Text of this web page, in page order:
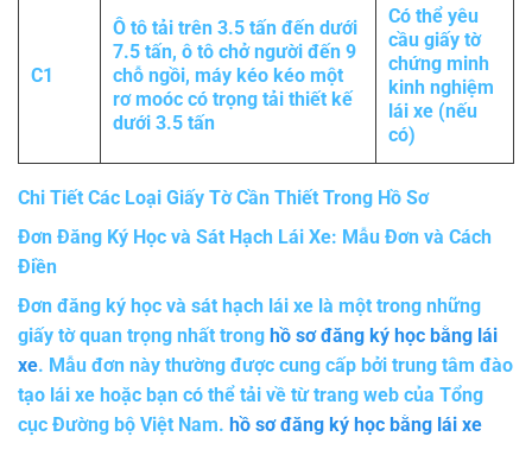
C1
Ô tô tải trên 3.5 tấn đến dưới
7.5 tấn, ô tô chở người đến 9
chỗ ngồi, máy kéo kéo một
rơ moóc có trọng tải thiết kế
dưới 3.5 tấn
Có thể yêu
cầu giấy tờ
chứng minh
kinh nghiệm
lái xe (nếu
có)
Chi Tiết Các Loại Giấy Tờ Cần Thiết Trong Hồ Sơ
Đơn Đăng Ký Học và Sát Hạch Lái Xe: Mẫu Đơn và Cách
Điền
Đơn đăng ký học và sát hạch lái xe là một trong những
giấy tờ quan trọng nhất trong hồ sơ đăng ký học bằng lái
xe. Mẫu đơn này thường được cung cấp bởi trung tâm đào
tạo lái xe hoặc bạn có thể tải về từ trang web của Tổng
cục Đường bộ Việt Nam. hồ sơ đăng ký học bằng lái xe